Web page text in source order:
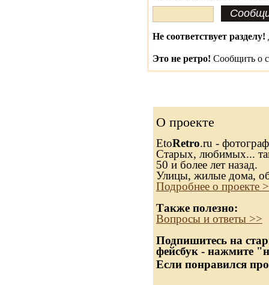
Не соответствует разделу!
Это не ретро! Сообщить о
О проекте
EtoRetro.ru -
Старых, любимых...
50 и более лет назад.
Улицы, жилые дома,
Подробнее о проекте
Также полезно:
Вопросы и ответы >>
Подпишитесь на
фейсбук - нажмите
Если понравился